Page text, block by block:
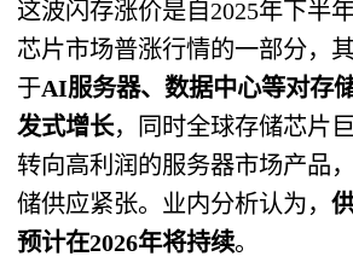
这波闪存涨价是自2025年下半
芯片市场普涨行情的一部分，
于AI服务器、数据中心等对存
发式增长，同时全球存储芯片
转向高利润的服务器市场产品
储供应紧张。业内分析认为，
预计在2026年将持续。